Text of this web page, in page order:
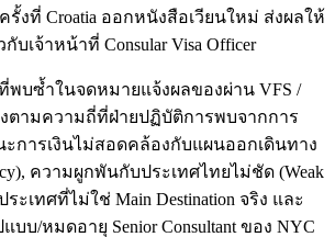
รั้งที่ Croatia ออกหนังสือเวียนใหม่ ส่งผลให้
บเจ้าหน้าที่ Consular Visa Officer
พบซ้ำในจดหมายแจ้งผลของผ่าน VFS /
ยงตามความถี่ที่ฝ่ายปฏิบัติการพบจากการ
ะการเงินไม่สอดคล้องกับแผนออกเดินทาง
ความผูกพันกับประเทศไทยไม่ชัด (Weak
ระเทศที่ไม่ใช่ Main Destination จริง และ
แบบ/หมดอายุ Senior Consultant ของ NYC